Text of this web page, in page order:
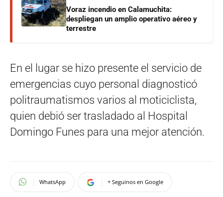
Voraz incendio en Calamuchita:
despliegan un amplio operativo aéreo y
terrestre
En el lugar se hizo presente el servicio de
emergencias cuyo personal diagnosticó
politraumatismos varios al moticiclista,
quien debió ser trasladado al Hospital
Domingo Funes para una mejor atención.
WhatsApp + Seguinos en Google